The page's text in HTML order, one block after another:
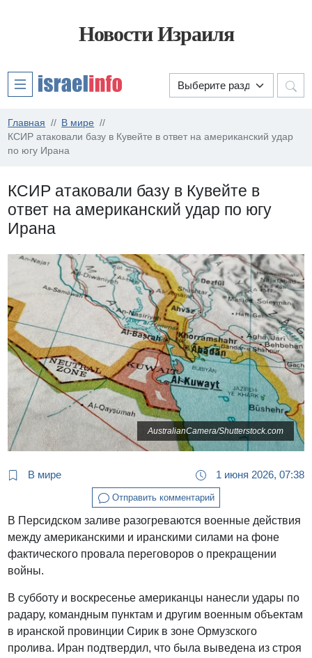
Новости Израиля
Главная
В мире
КСИР атаковали базу в Кувейте в ответ на американский удар
по югу Ирана
КСИР атаковали базу в Кувейте в
ответ на американский удар по югу
Ирана
AustralianCamera/Shutterstock.com
В мире 1 июня 2026, 07:38
Отправить комментарий
В Персидском заливе разогреваются военные действия
между американскими и иранскими силами на фоне
фактического провала переговоров о прекращении
войны.
В субботу и воскресенье американцы нанесли удары по
радару, командным пунктам и другим военным объектам
в иранской провинции Сирик в зоне Ормузского
пролива. Иран подтвердил, что была выведена из строя